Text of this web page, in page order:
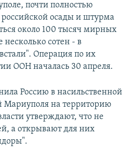
почти полностью
осады и штурма
около 100 тысяч мирных
сотен - в
Операция по их
ООН началась 30 апреля.
Россию в насильственной
Мариуполя на территорию
утверждают, что не
а открывают для них